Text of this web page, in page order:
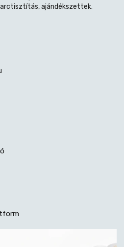
ajándékszettek.